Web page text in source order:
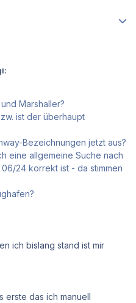
Marshaller?
ist der überhaupt
Bezeichnungen jetzt aus?
eine allgemeine Suche nach
24 korrekt ist - da stimmen
ich bislang stand ist mir
erste das ich manuell